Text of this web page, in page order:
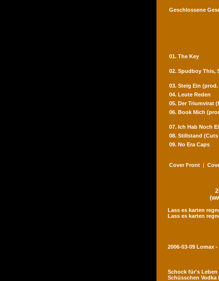
Geschlossene
01. The Key
02. Spudboy This,
03. Steig Ein
04. Leute Reden
05. Der Triumvirat
06. Book Mich
07. Ich Hab Noch
08. Stillstand
09. No Era Caps
Cover Front |
Lass es karten
Lass es karten
2006-03-09 Lomax
Schock für's
Schüsschen Vodka